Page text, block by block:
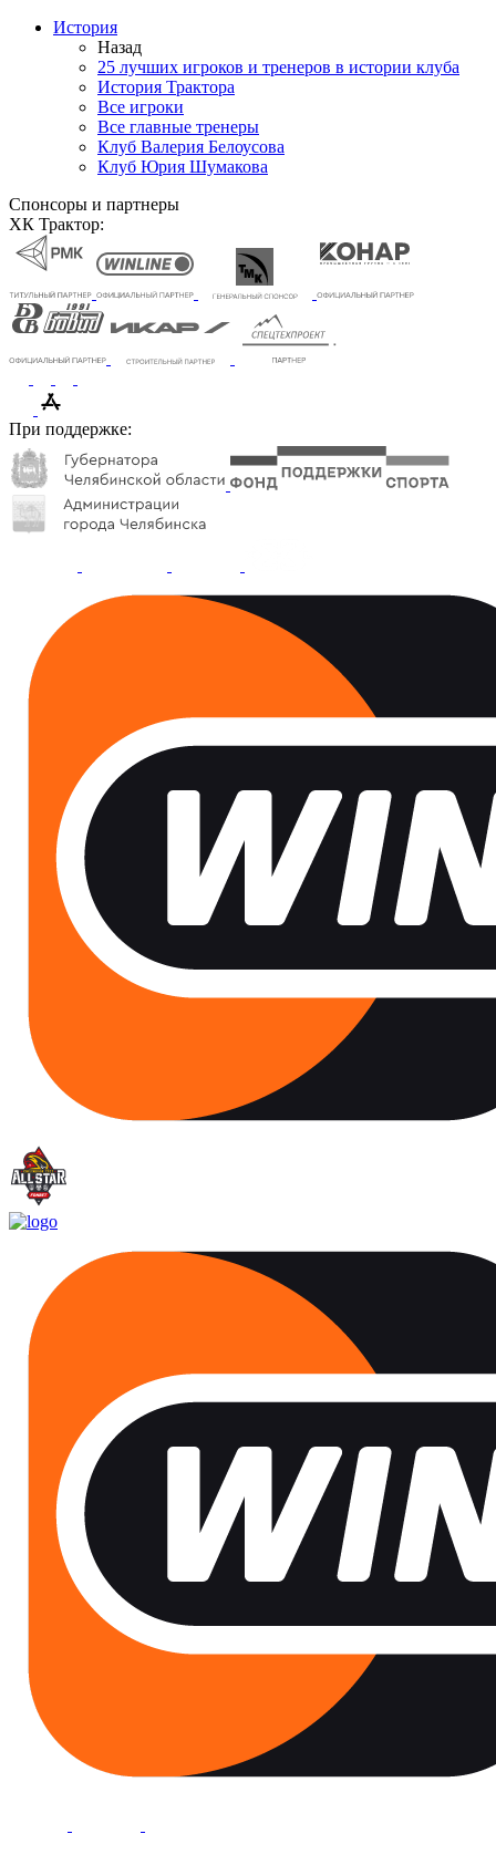
История
Назад
25 лучших игроков и тренеров в истории клуба
История Трактора
Все игроки
Все главные тренеры
Клуб Валерия Белоусова
Клуб Юрия Шумакова
Спонсоры и партнеры
ХК Трактор:
При поддержке: